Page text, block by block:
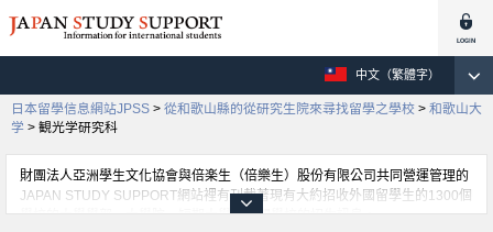
中文（繁體字）
日本留學信息網站JPSS > 從和歌山縣的從研究生院來尋找留學之學校 > 和歌山大
学 > 観光学研究科
財團法人亞洲學生文化協會與倍楽生（倍樂生）股份有限公司共同營運管理的
JAPAN STUDY SUPPORT網站裡有刊載著現有大約招收外國留學生的1300個
學校的大學學部、大學院、短期大學、專門學校的招生訊息。